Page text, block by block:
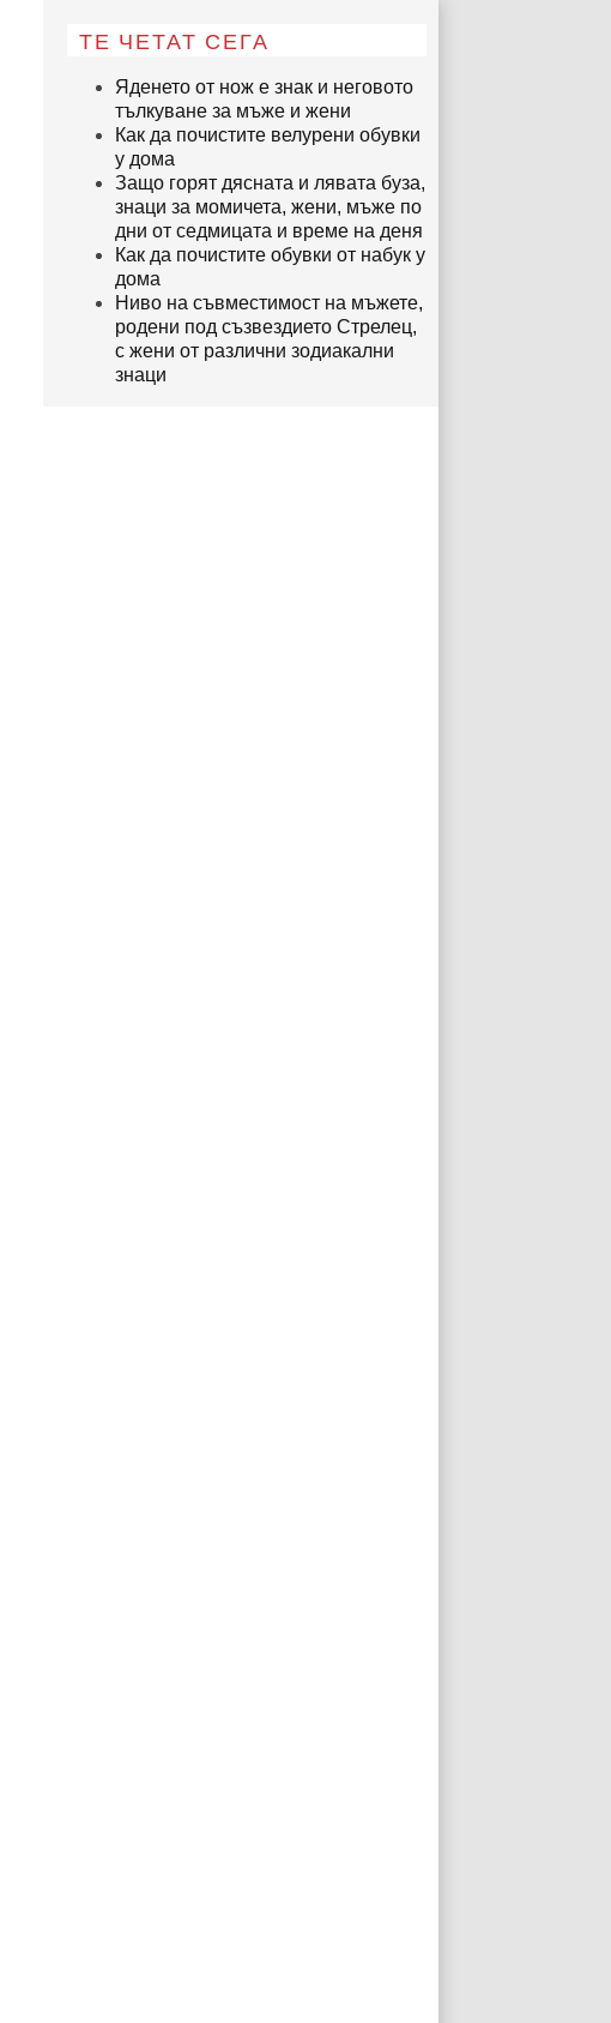
ТЕ ЧЕТАТ СЕГА
Яденето от нож е знак и неговото
тълкуване за мъже и жени
Как да почистите велурени обувки
у дома
Защо горят дясната и лявата буза,
знаци за момичета, жени, мъже по
дни от седмицата и време на деня
Как да почистите обувки от набук у
дома
Ниво на съвместимост на мъжете,
родени под съзвездието Стрелец,
с жени от различни зодиакални
знаци